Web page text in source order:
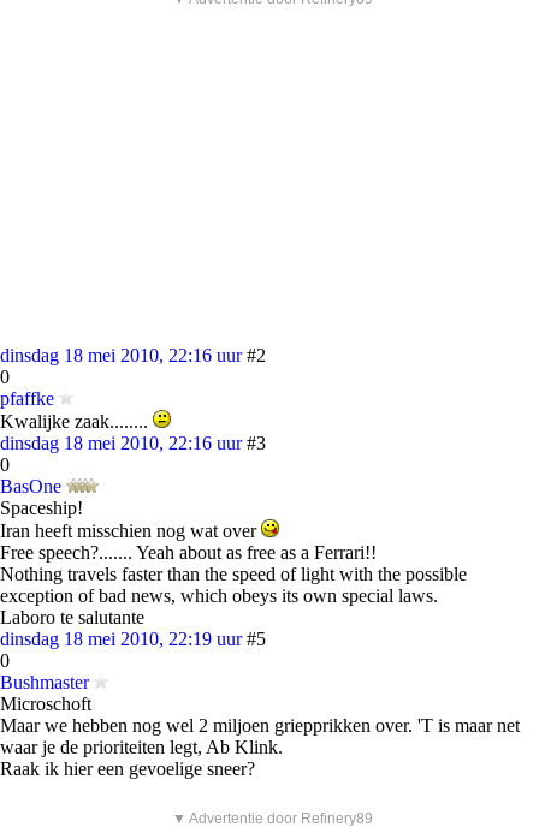
dinsdag 18 mei 2010, 22:16 uur #2
0
pfaffke
Kwalijke zaak........
dinsdag 18 mei 2010, 22:16 uur #3
0
BasOne
Spaceship!
Iran heeft misschien nog wat over
Free speech?....... Yeah about as free as a Ferrari!!
Nothing travels faster than the speed of light with the possible
exception of bad news, which obeys its own special laws.
Laboro te salutante
dinsdag 18 mei 2010, 22:19 uur #5
0
Bushmaster
Microschoft
Maar we hebben nog wel 2 miljoen griepprikken over. 'T is maar net
waar je de prioriteiten legt, Ab Klink.
Raak ik hier een gevoelige sneer?
▼ Advertentie door Refinery89